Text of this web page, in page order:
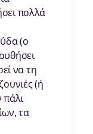
πολλά
(ο
να τη
(ή
τα